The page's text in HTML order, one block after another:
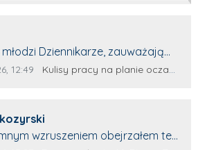
młodzi Dziennikarze, zauważają
które dopiero wkraczają
który przeprowadzi Pan
komentarza:
12:49 Źródło komentarza:
Kulisy pracy na planie oczami młodego filmowca
kozyrski
wzruszeniem obejrzałem ten